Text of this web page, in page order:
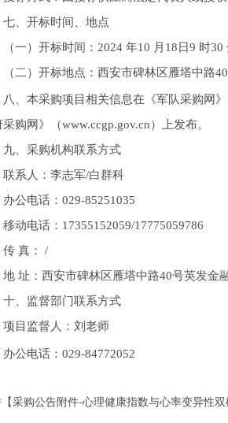
七、开标时间、地点
（一）开标时间：2024 年10 月18日9 时30
（二）开标地点：西安市碑林区雁塔中路
八、本采购项目相关信息在《军队采购网》
购网》（www.ccgp.gov.cn）上发布。
九、采购机构联系方式
联系人：李志军/白群科
办公电话：029-85251035
移动电话：17355152059/17775059786
传 真： /
地 址：西安市碑林区雁塔中路40号英发金
十、监督部门联系方式
项目监督人：刘老师
办公电话：029-84772052
采购公告附件-心理健康指数与心率变异性